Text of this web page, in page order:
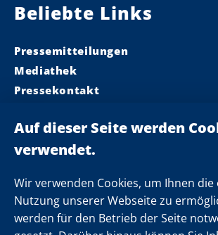
Wir verwenden Cookies, um Ihnen
Nutzung unserer Webseite zu
werden für den Betrieb der Seite
Beliebte Links
Pressemitteilungen
Mediathek
Pressekontakt
Landeskabinett
Einsamkeit